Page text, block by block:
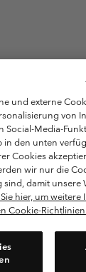
Austria
Alle Rechte
Allgemeine
des
9:00 - 13:00 &
und externe
von
Social-Media-
in den unten
Cookies
wir nur die
damit unsere
hier, um
Cookie-
Sie Ihr
Online-